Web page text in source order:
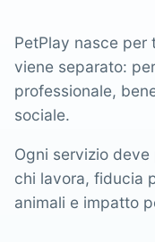
PetPlay nasce per
viene separato:
professionale,
sociale.
Ogni servizio
chi lavora, fiducia
animali e impatto